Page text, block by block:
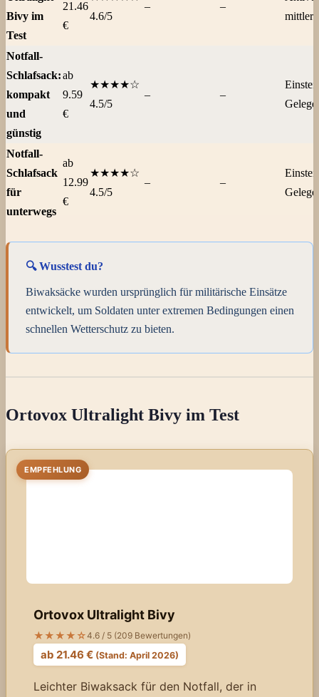
Bivy im
Test
21.46
€
4.6/5
– –
Notfall-
Schlafsack:
kompakt
und
günstig
ab
9.59
€
★★★★☆
4.5/5
– –
Notfall-
Schlafsack
für
unterwegs
ab
12.99
€
★★★★☆
4.5/5
– –
🔍 Wusstest du?
Biwaksäcke wurden ursprünglich für militärische Einsätze
entwickelt, um Soldaten unter extremen Bedingungen einen
schnellen Wetterschutz zu bieten.
Ortovox Ultralight Bivy im Test
EMPFEHLUNG
Ortovox Ultralight Bivy
★★★★☆4.6 / 5 (209 Bewertungen)
ab 21.46 € (Stand: April 2026)
Leichter Biwaksack für den Notfall, der in